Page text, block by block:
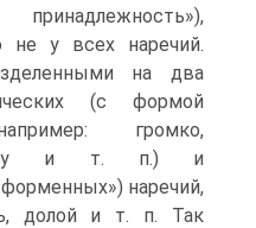
не у всех наречий.
на два
(с формой
громко,
и т. п.) и
наречий,
долой и т. п. Так